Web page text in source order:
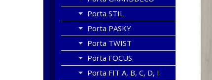
Porta STIL
Porta PASKY
Porta TWIST
Porta FOCUS
Porta FIT A, B, C, D, I